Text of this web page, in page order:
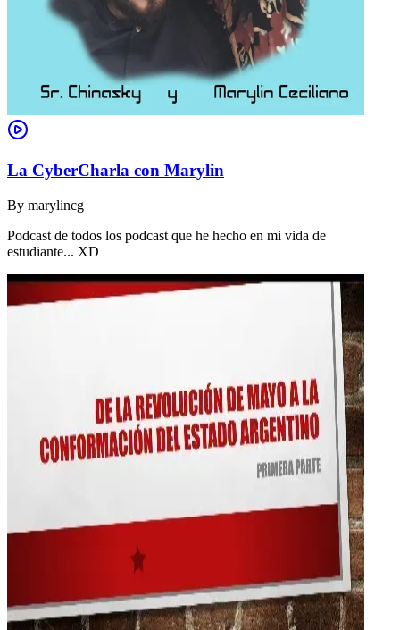
La CyberCharla con Marylin
By marylincg
Podcast de todos los podcast que he hecho en mi vida de
estudiante... XD